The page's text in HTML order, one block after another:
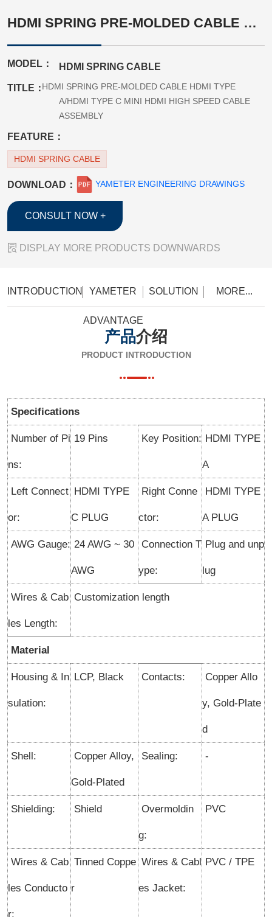
HDMI SPRING PRE-MOLDED CABLE HDMI TYPE A/HDMI TYPE C MINI HDMI HIGH SPEED CABLE ASSEMBLY
MODEL： HDMI SPRING CABLE
TITLE：HDMI SPRING PRE-MOLDED CABLE HDMI TYPE
A/HDMI TYPE C MINI HDMI HIGH SPEED CABLE
ASSEMBLY
FEATURE：
HDMI SPRING CABLE
DOWNLOAD： YAMETER ENGINEERING DRAWINGS
CONSULT NOW +
 DISPLAY MORE PRODUCTS DOWNWARDS
INTRODUCTION YAMETER
ADVANTAGE
SOLUTION MORE...
产品介绍
PRODUCT INTRODUCTION
Specifications
Number of Pi
ns:
19 Pins Key Position: HDMI TYPE
A
Left Connect
or:
HDMI TYPE
C PLUG
Right Conne
ctor:
HDMI TYPE
A PLUG
AWG Gauge: 24 AWG ~ 30
AWG
Connection T
ype:
Plug and unp
lug
Wires & Cab
les Length:
Customization length
Material
Housing & In
sulation:
LCP, Black Contacts: Copper Allo
y, Gold-Plate
d
Shell: Copper Alloy,
Gold-Plated
Sealing: -
Shielding: Shield Overmoldin
g:
PVC
Wires & Cab
les Conducto
r:
Tinned Coppe
r
Wires & Cabl
es Jacket:
PVC / TPE